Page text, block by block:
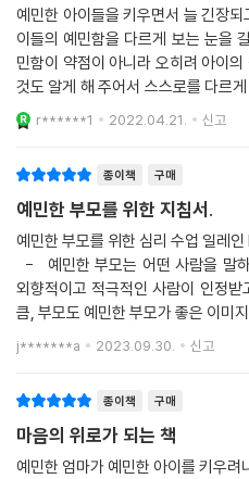
예민한 아이들을 키우면서 늘 긴장
이들의 예민함을 다르게 보는 눈을
민함이 약점이 아니라 오히려 아이
것도 알게 해 주어서 스스로를 다르
양한 이해와 위로, 격려 외에도 어떻
들을 전해주는 책
r******1 2022.04.21. 신고
종이책 구매
예민한 부모를 위한 지침서.
예민한 부모를 위한 심리 수업 일레인 N. 아론 청림라이프
외향적이고 적극적인 사람이 인정받
큼, 부모도 예민한 부모가 좋은 이미
지를 많이 갖고 있는 듯 하다. 다행히도 이 책에서는 강점
보다 약점이 많은 것처럼 보이는 예민
j*******a 2023.09.30. 신고
종이책 구매
마음의 위로가 되는 책
예민한 엄마가 예민한 아이를 키우